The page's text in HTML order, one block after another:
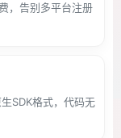
，告别多平台注册
SDK格式，代码无